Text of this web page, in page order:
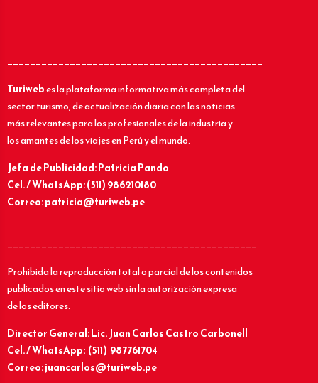
_____________________________________________
Turiwebes la plataforma informativa más completa del
sector turismo, de actualización diaria con las noticias
más relevantes para los profesionales de la industria y
los amantes de los viajes en Perú y el mundo.
Jefa de Publicidad: Patricia Pando
Cel. / WhatsApp: (511) 986210180
Correo: patricia@turiweb.pe
____________________________________________
Prohibida la reproducción total o parcial de los contenidos
publicados en este sitio web sin la autorización expresa
de los editores.
Director General: Lic.Juan Carlos Castro Carbonell
Cel. / WhatsApp: (511) 987761704
Correo: juancarlos@turiweb.pe